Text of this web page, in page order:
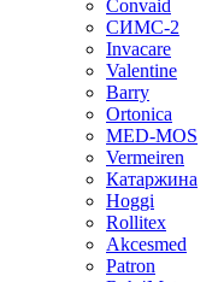
Convaid
СИМС-2
Invacare
Valentine
Barry
Ortonica
MED-MOS
Vermeiren
Катаржина
Hoggi
Rollitex
Akcesmed
Patron